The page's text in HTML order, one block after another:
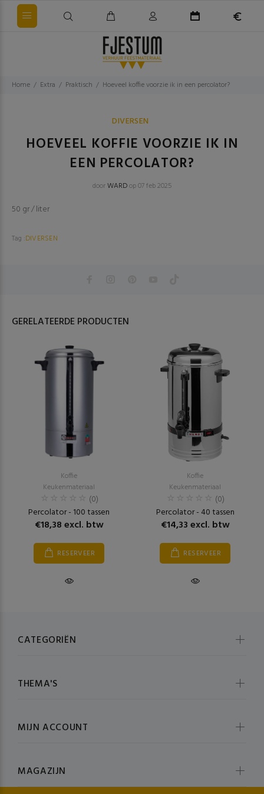
Home Extra Praktisch Hoeveel koffie voorzie ik in een percolator?
DIVERSEN
HOEVEEL KOFFIE VOORZIE IK IN
EEN PERCOLATOR?
doorWARDop 07 feb 2025
50 gr / liter
Tag :DIVERSEN
GERELATEERDE PRODUCTEN
Koffie
Keukenmateriaal
(0)
Percolator - 100 tassen
€18,38 excl. btw
RESERVEER
Koffie
Keukenmateriaal
(0)
Percolator - 40 tassen
€14,33 excl. btw
RESERVEER
CATEGORIËN
THEMA'S
MIJN ACCOUNT
MAGAZIJN